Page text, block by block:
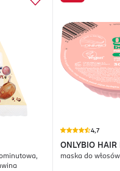
4,7
ONLYBIO HAIR
Gloss Bomba
maska do